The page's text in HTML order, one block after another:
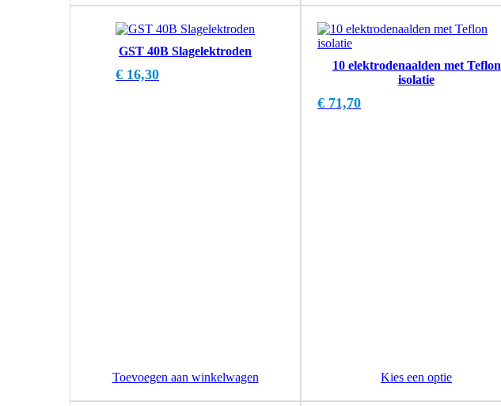
GST 40B Slagelektroden
€ 16,30
Toevoegen aan winkelwagen
10 elektrodenaalden met Teflon
isolatie
€ 71,70
Kies een optie